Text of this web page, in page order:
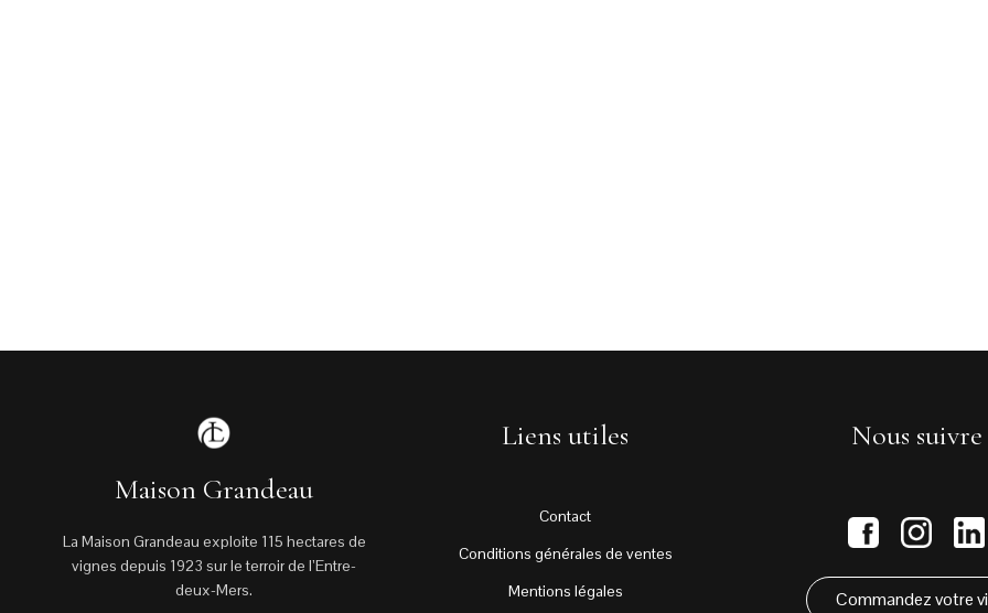
Maison Grandeau
La Maison Grandeau exploite 115 hectares de
vignes depuis 1923 sur le terroir de l’Entre-
deux-Mers.
Liens utiles
Contact
Conditions générales de ventes
Mentions légales
Nous suivre
Commandez votre